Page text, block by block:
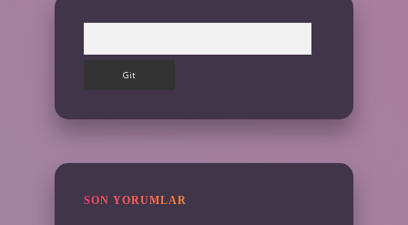
SON YORUMLAR